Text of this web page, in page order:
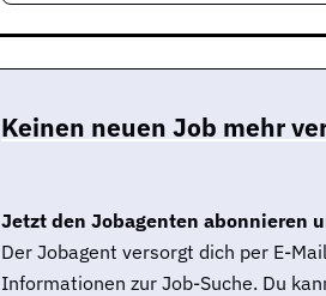
Keinen neuen Job mehr
Jetzt den Jobagenten abonnieren
Der Jobagent versorgt dich per E-
Informationen zur Job-Suche. Du